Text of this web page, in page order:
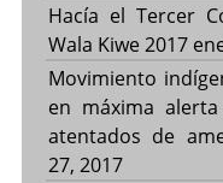
Hacía el Tercer
Wala Kiwe 2017
Movimiento
en máxima
atentados de
27, 2017